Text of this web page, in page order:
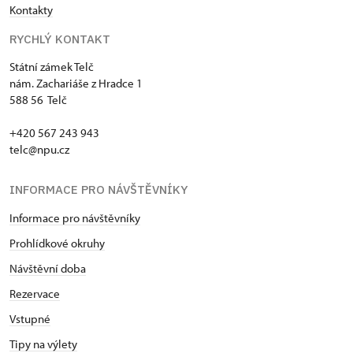
Kontakty
RYCHLÝ KONTAKT
Státní zámek Telč
nám. Zachariáše z Hradce 1
588 56 Telč
+420 567 243 943
telc@npu.cz
INFORMACE PRO NÁVŠTĚVNÍKY
Informace pro návštěvníky
Prohlídkové okruhy
Návštěvní doba
Rezervace
Vstupné
Tipy na výlety